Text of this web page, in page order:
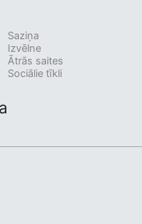
Saziņa
Izvēlne
Ātrās saites
Sociālie tīkli